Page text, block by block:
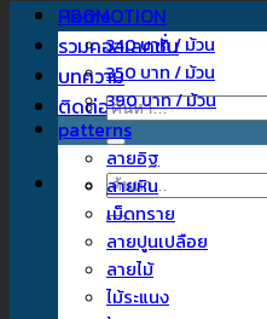
Home
รวมคอลเลคชั่น
บทความ
ติดต่อเรา
ค้นหา:
ค้นหา:
PROMOTION
340 บาท / ม้วน
350 บาท / ม้วน
390 บาท / ม้วน
patterns
ลายอิฐ
ลายหิน
เม็ดทราย
ลายปูนเปลือย
ลายไม้
ไม้ระแนง